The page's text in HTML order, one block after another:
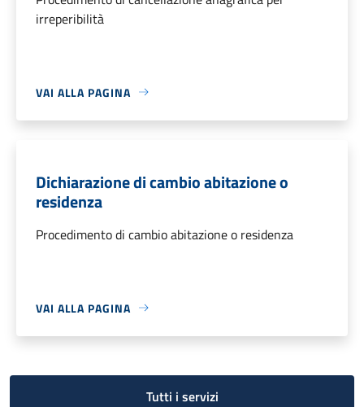
irreperibilità
VAI ALLA PAGINA
Dichiarazione di cambio abitazione o
residenza
Procedimento di cambio abitazione o residenza
VAI ALLA PAGINA
Tutti i servizi